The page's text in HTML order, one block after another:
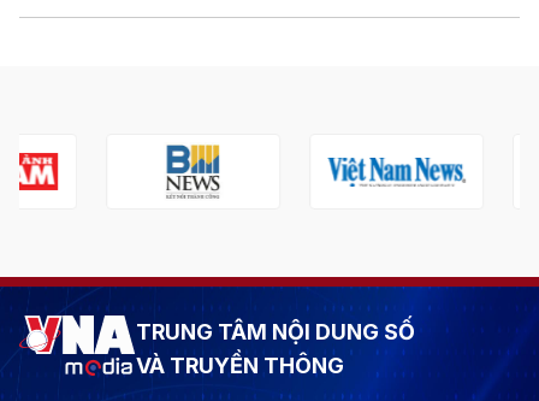
TRUNG TÂM NỘI DUNG SỐ
VÀ TRUYỀN THÔNG